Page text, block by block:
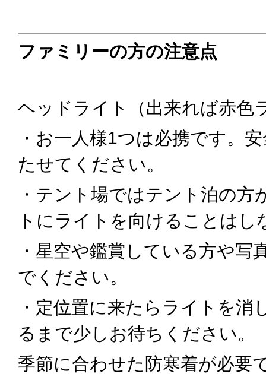
ファミリーの方の注意点
ヘッドライト（出来れば赤色
・お一人様1つは必携です。
たせてください。
・テント場ではテント泊の
トにライトを向けることはし
・星空や鑑賞している方や写
でください。
・定位置に来たらライトを消
るまで少しお待ちください。
季節に合わせた防寒着が必要